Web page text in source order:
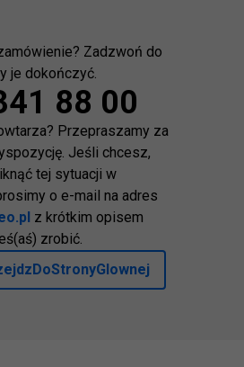
Zadzwoń do
je dokończyć.
88 00
Przepraszamy za
Jeśli chcesz,
tej sytuacji w
o e-mail na adres
z krótkim opisem
zrobić.